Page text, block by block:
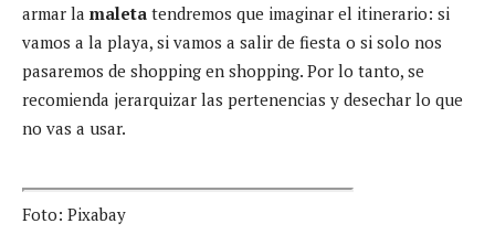
armar la maleta tendremos que imaginar el itinerario: si
vamos a la playa, si vamos a salir de fiesta o si solo nos
pasaremos de shopping en shopping. Por lo tanto, se
recomienda jerarquizar las pertenencias y desechar lo que
no vas a usar.
Foto: Pixabay